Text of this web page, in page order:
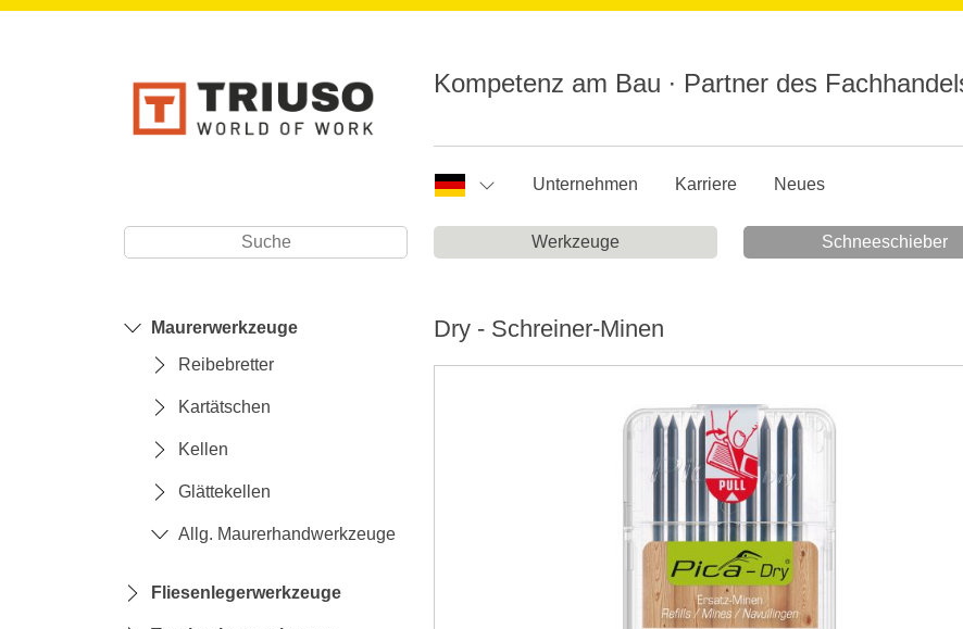
Kompetenz am Bau ∙ Partner des
Unternehmen Karriere Neues
Werkzeuge Schneeschieber
Maurerwerkzeuge
Reibebretter
Kartätschen
Kellen
Glättekellen
Allg. Maurerhandwerkzeuge
Fliesenlegerwerkzeuge
Dry - Schreiner-Minen